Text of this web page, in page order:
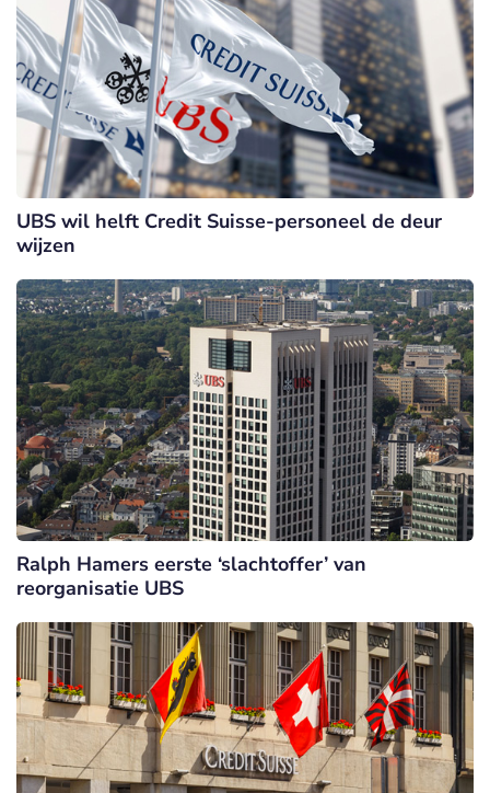
UBS wil helft Credit Suisse-personeel de deur
wijzen
Ralph Hamers eerste ‘slachtoffer’ van
reorganisatie UBS